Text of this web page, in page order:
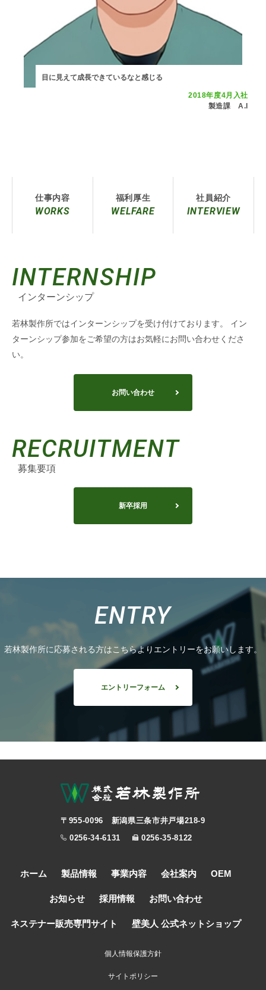
目に見えて成長できているなと感じる
2018年度4月入社
製造課 A.I
仕事内容
WORKS
福利厚生
WELFARE
社員紹介
INTERVIEW
INTERNSHIP
インターンシップ
若林製作所ではインターンシップを受け付けております。
イン
ターンシップ参加をご希望の方はお気軽にお問い合わせくださ
い。
お問い合わせ
RECRUITMENT
募集要項
新卒採用
ENTRY
若林製作所に応募される方はこちらよりエントリーをお願いします。
エントリーフォーム
〒955-0096 新潟県三条市井戸場218-9
0256-34-6131
0256-35-8122
ホーム 製品情報 事業内容 会社案内 OEM
お知らせ 採用情報 お問い合わせ
ネステナー販売専門サイト 壁美人 公式ネットショップ
個人情報保護方針
サイトポリシー